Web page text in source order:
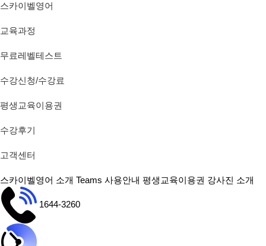
스카이벨영어
교육과정
무료레벨테스트
수강신청/수강료
평생교육이용권
수강후기
고객센터
스카이벨영어 소개 Teams 사용안내 평생교육이용권 강사진 소개
1644-3260